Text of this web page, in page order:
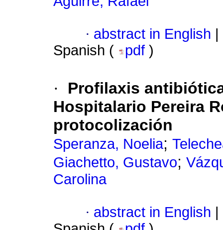
· abstract in English
Spanish (
pdf )
·
Profilaxis
Hospitalario Pereira
protocolización
Speranza, Noelia;
Giachetto, Gustavo;
Carolina
· abstract in English